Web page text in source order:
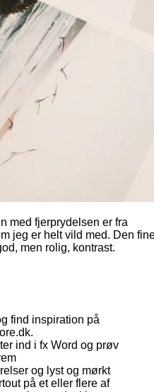
med fjerprydelsen er fra
jeg er helt vild med. Den
men rolig, kontrast.
find inspiration på
ind i fx Word og prøv
og lyst og mørkt
på et eller flere af